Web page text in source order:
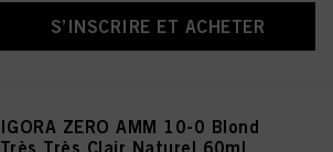
S’INSCRIRE ET ACHETER
IGORA ZERO AMM 10-0 Blond
Très Très Clair Naturel 60ml